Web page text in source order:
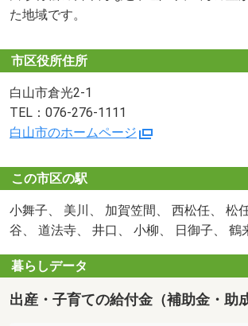
た地域です。
市区役所住所
白山市倉光2-1
TEL：076-276-1111
白山市のホームページ
この市区の駅
小舞子、 美川、 加賀笠間、 西松任、 松
谷、 道法寺、 井口、 小柳、 日御子、 鶴
暮らしデータ
出産・子育ての給付金（補助金・助